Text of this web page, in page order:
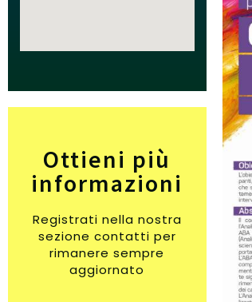
Ottieni più
informazioni
Registrati nella nostra
sezione contatti per
rimanere sempre
aggiornato